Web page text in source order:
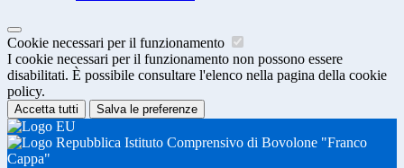
Cookie necessari per il funzionamento
I cookie necessari per il funzionamento non possono essere
disabilitati. È possibile consultare l'elenco nella pagina della cookie
policy.
Accetta tutti Salva le preferenze
Istituto Comprensivo di Bovolone "Franco
Cappa"